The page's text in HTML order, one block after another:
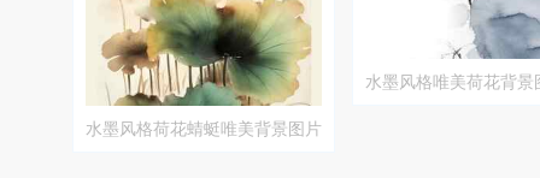
水墨风格荷花蜻蜓唯美背景图片
水墨风格唯美荷花背景